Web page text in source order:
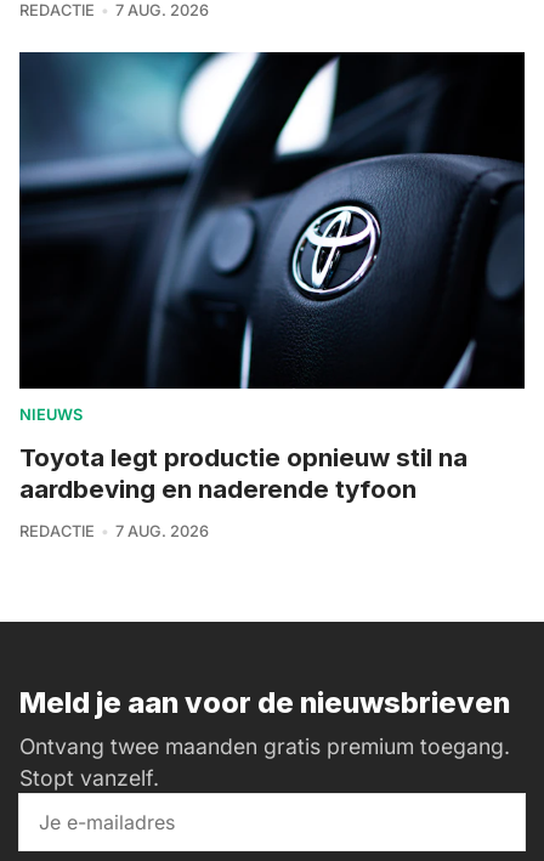
REDACTIE 7 AUG. 2026
NIEUWS
Toyota legt productie opnieuw stil na
aardbeving en naderende tyfoon
REDACTIE 7 AUG. 2026
Meld je aan voor de nieuwsbrieven
Ontvang twee maanden gratis premium toegang.
Stopt vanzelf.